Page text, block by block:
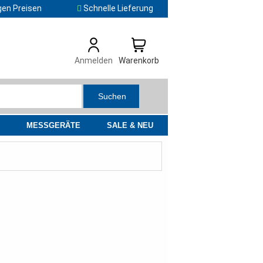
Preisen Schnelle Lieferung
Anmelden Warenkorb
Suchen
MESSGERÄTE SALE & NEU